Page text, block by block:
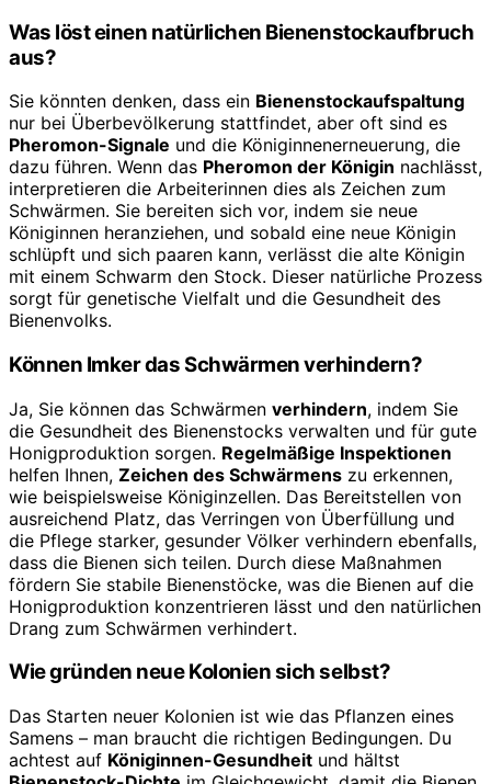
Was löst einen natürlichen Bienenstockaufbruch
aus?
Sie könnten denken, dass ein Bienenstockaufspaltung
nur bei Überbevölkerung stattfindet, aber oft sind es
Pheromon-Signale und die Königinnenerneuerung, die
dazu führen. Wenn das Pheromon der Königin nachlässt,
interpretieren die Arbeiterinnen dies als Zeichen zum
Schwärmen. Sie bereiten sich vor, indem sie neue
Königinnen heranziehen, und sobald eine neue Königin
schlüpft und sich paaren kann, verlässt die alte Königin
mit einem Schwarm den Stock. Dieser natürliche Prozess
sorgt für genetische Vielfalt und die Gesundheit des
Bienenvolks.
Können Imker das Schwärmen verhindern?
Ja, Sie können das Schwärmen verhindern, indem Sie
die Gesundheit des Bienenstocks verwalten und für gute
Honigproduktion sorgen. Regelmäßige Inspektionen
helfen Ihnen, Zeichen des Schwärmens zu erkennen,
wie beispielsweise Königinzellen. Das Bereitstellen von
ausreichend Platz, das Verringen von Überfüllung und
die Pflege starker, gesunder Völker verhindern ebenfalls,
dass die Bienen sich teilen. Durch diese Maßnahmen
fördern Sie stabile Bienenstöcke, was die Bienen auf die
Honigproduktion konzentrieren lässt und den natürlichen
Drang zum Schwärmen verhindert.
Wie gründen neue Kolonien sich selbst?
Das Starten neuer Kolonien ist wie das Pflanzen eines
Samens – man braucht die richtigen Bedingungen. Du
achtest auf Königinnen-Gesundheit und hältst